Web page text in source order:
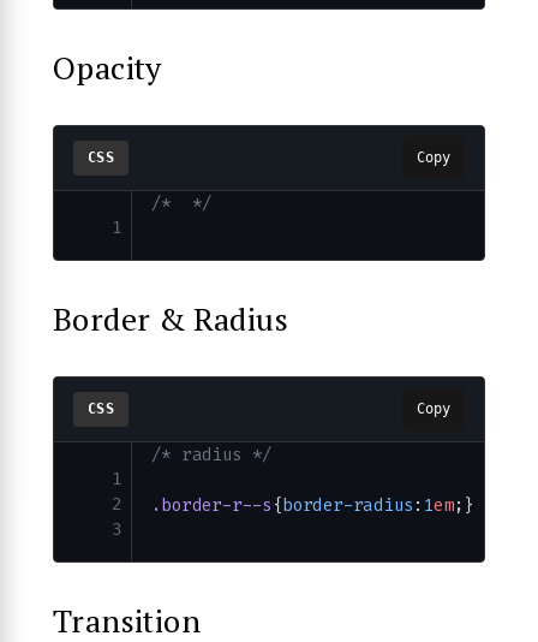
Opacity
CSS Copy
1
/*  */
Border & Radius
CSS Copy
1
2
3
/* radius */
.border-r--s {border-radius : 1em;}
Transition